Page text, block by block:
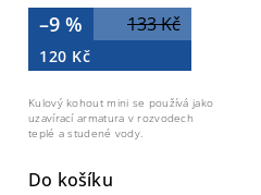
133 Kč
–9 %
120 Kč
Do košíku
Kulový kohout mini se používá jako
uzavírací armatura v rozvodech
teplé a studené vody.